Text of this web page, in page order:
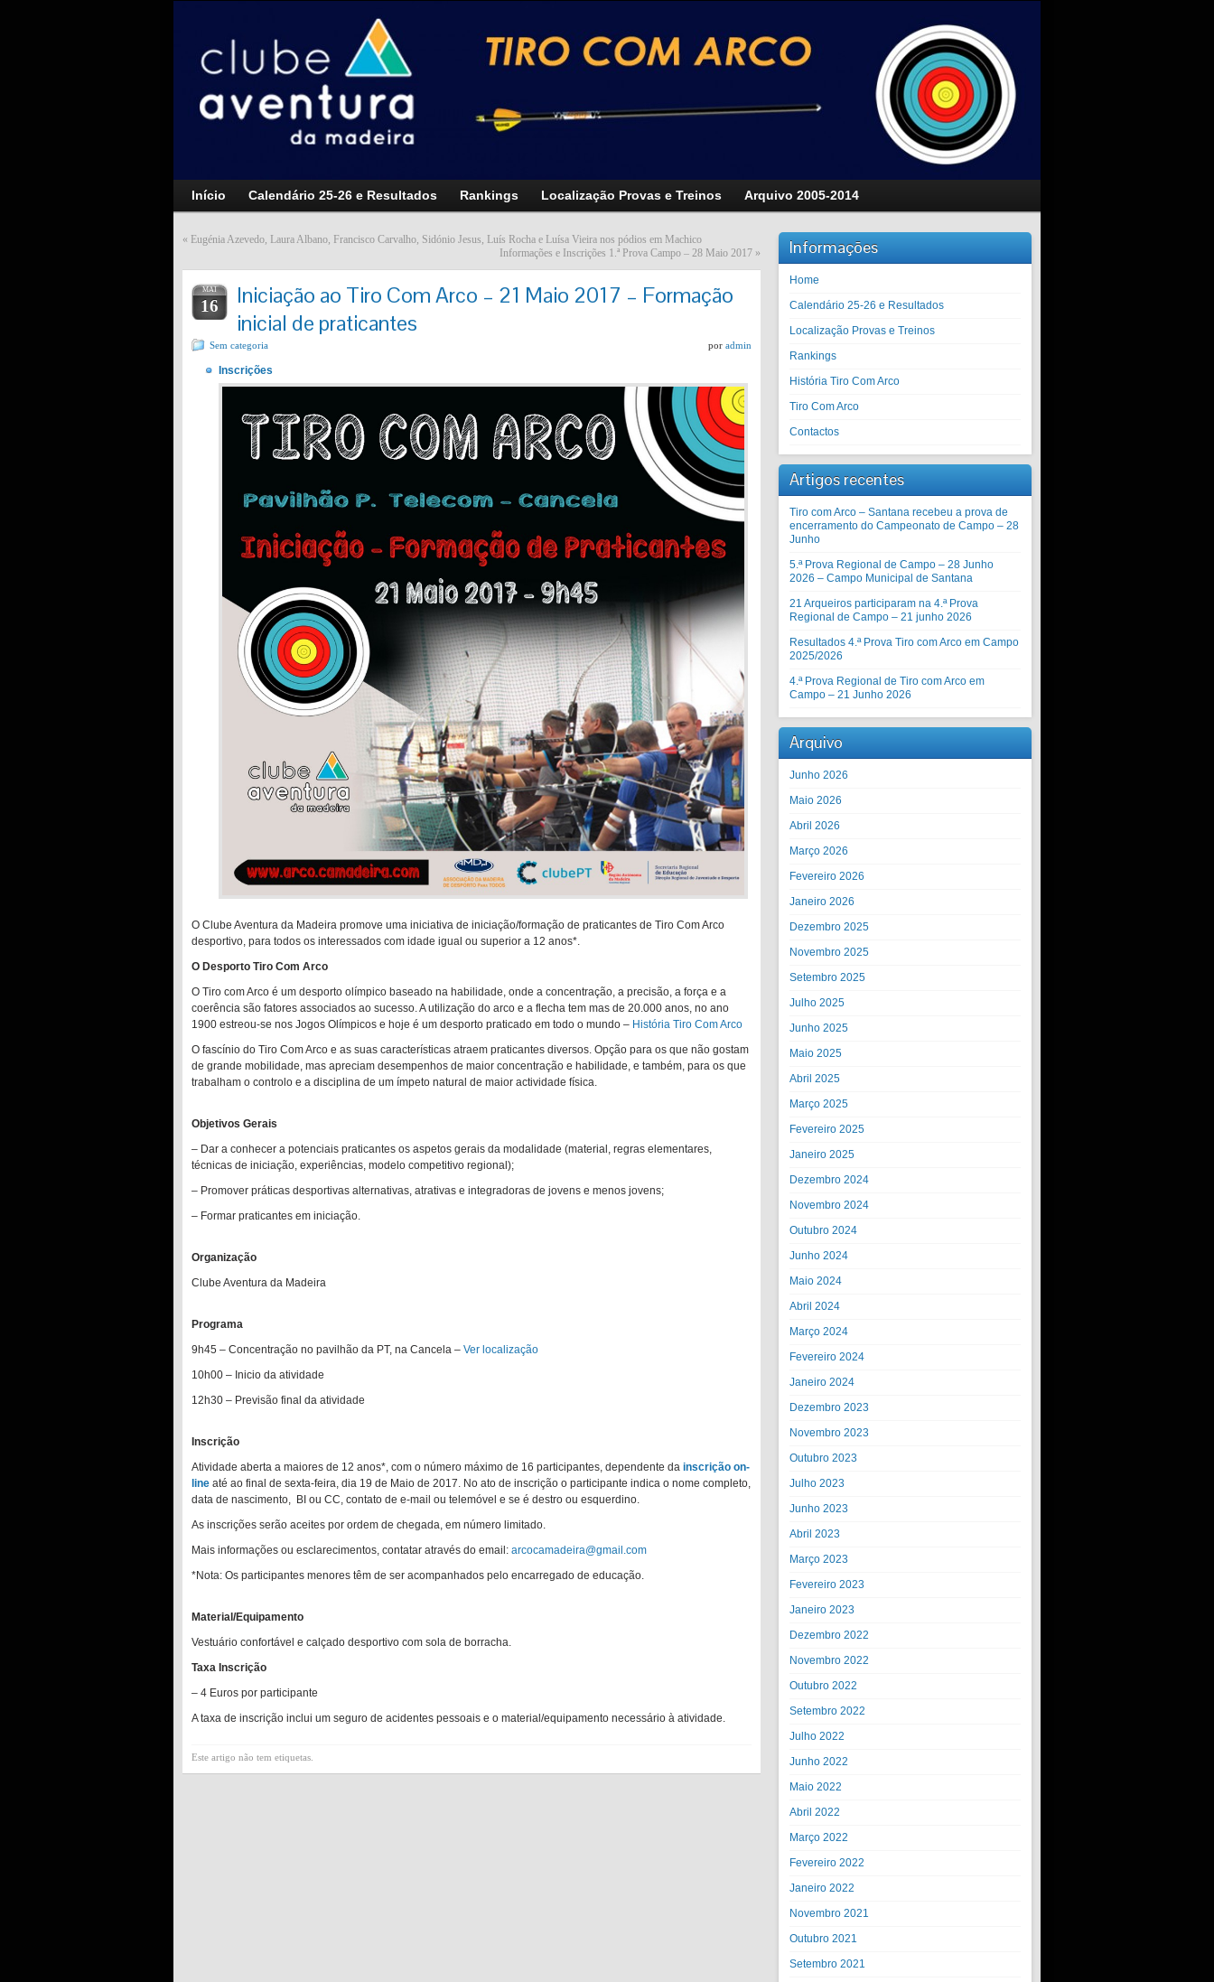
Início Calendário 25-26 e Resultados Rankings Localização Provas e Treinos Arquivo 2005-2014
« Eugénia Azevedo, Laura Albano, Francisco Carvalho, Sidónio Jesus, Luís Rocha e Luísa Vieira nos pódios em Machico
Informações e Inscrições 1.ª Prova Campo – 28 Maio 2017 »
MAI
16
Iniciação ao Tiro Com Arco – 21 Maio 2017 – Formação
inicial de praticantes
Sem categoria por admin
Inscrições
O Clube Aventura da Madeira promove uma iniciativa de iniciação/formação de praticantes de Tiro Com Arco
desportivo, para todos os interessados com idade igual ou superior a 12 anos*.
O Desporto Tiro Com Arco
O Tiro com Arco é um desporto olímpico baseado na habilidade, onde a concentração, a precisão, a força e a
coerência são fatores associados ao sucesso. A utilização do arco e a flecha tem mas de 20.000 anos, no ano
1900 estreou-se nos Jogos Olímpicos e hoje é um desporto praticado em todo o mundo – História Tiro Com Arco
O fascínio do Tiro Com Arco e as suas características atraem praticantes diversos. Opção para os que não gostam
de grande mobilidade, mas apreciam desempenhos de maior concentração e habilidade, e também, para os que
trabalham o controlo e a disciplina de um ímpeto natural de maior actividade física.
Objetivos Gerais
– Dar a conhecer a potenciais praticantes os aspetos gerais da modalidade (material, regras elementares,
técnicas de iniciação, experiências, modelo competitivo regional);
– Promover práticas desportivas alternativas, atrativas e integradoras de jovens e menos jovens;
– Formar praticantes em iniciação.
Organização
Clube Aventura da Madeira
Programa
9h45 – Concentração no pavilhão da PT, na Cancela – Ver localização
10h00 – Inicio da atividade
12h30 – Previsão final da atividade
Inscrição
Atividade aberta a maiores de 12 anos*, com o número máximo de 16 participantes, dependente da inscrição on-
line até ao final de sexta-feira, dia 19 de Maio de 2017. No ato de inscrição o participante indica o nome completo,
data de nascimento, BI ou CC, contato de e-mail ou telemóvel e se é destro ou esquerdino.
As inscrições serão aceites por ordem de chegada, em número limitado.
Mais informações ou esclarecimentos, contatar através do email: arcocamadeira@gmail.com
*Nota: Os participantes menores têm de ser acompanhados pelo encarregado de educação.
Material/Equipamento
Vestuário confortável e calçado desportivo com sola de borracha.
Taxa Inscrição
– 4 Euros por participante
A taxa de inscrição inclui um seguro de acidentes pessoais e o material/equipamento necessário à atividade.
Este artigo não tem etiquetas.
Informações
Home
Calendário 25-26 e Resultados
Localização Provas e Treinos
Rankings
História Tiro Com Arco
Tiro Com Arco
Contactos
Artigos recentes
Tiro com Arco – Santana recebeu a prova de
encerramento do Campeonato de Campo – 28
Junho
5.ª Prova Regional de Campo – 28 Junho
2026 – Campo Municipal de Santana
21 Arqueiros participaram na 4.ª Prova
Regional de Campo – 21 junho 2026
Resultados 4.ª Prova Tiro com Arco em Campo
2025/2026
4.ª Prova Regional de Tiro com Arco em
Campo – 21 Junho 2026
Arquivo
Junho 2026
Maio 2026
Abril 2026
Março 2026
Fevereiro 2026
Janeiro 2026
Dezembro 2025
Novembro 2025
Setembro 2025
Julho 2025
Junho 2025
Maio 2025
Abril 2025
Março 2025
Fevereiro 2025
Janeiro 2025
Dezembro 2024
Novembro 2024
Outubro 2024
Junho 2024
Maio 2024
Abril 2024
Março 2024
Fevereiro 2024
Janeiro 2024
Dezembro 2023
Novembro 2023
Outubro 2023
Julho 2023
Junho 2023
Abril 2023
Março 2023
Fevereiro 2023
Janeiro 2023
Dezembro 2022
Novembro 2022
Outubro 2022
Setembro 2022
Julho 2022
Junho 2022
Maio 2022
Abril 2022
Março 2022
Fevereiro 2022
Janeiro 2022
Novembro 2021
Outubro 2021
Setembro 2021